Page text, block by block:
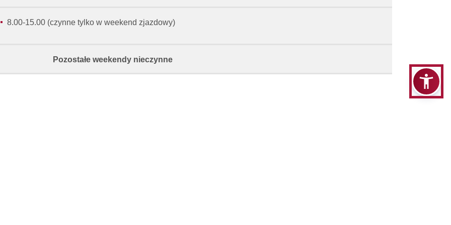
8.00-15.00 (czynne tylko w weekend zjazdowy)
Pozostałe weekendy nieczynne